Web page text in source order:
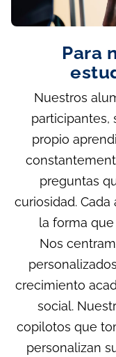
Para
Nuestros
participantes,
propio
preguntas
curiosidad.
la forma
Nos
crecimiento
social.
copilotos que
personalizan